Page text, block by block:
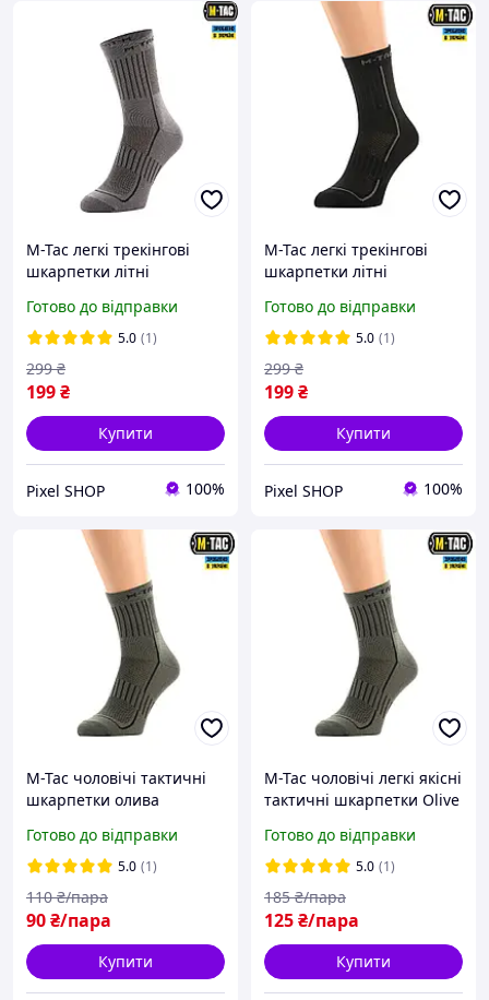
M-Tac легкі трекінгові
шкарпетки літні
Dark Grey, літні тактичні
шкарпетки, літні
шкарпетки військові
Готово до відправки
5.0 (1)
199₴
299 ₴
Купити
Pixel SHOP 100%
M-Tac легкі трекінгові
шкарпетки літні
Black, літні тактичні
шкарпетки чорні, літні
шкарпетки військові
Готово до відправки
5.0 (1)
199₴
299 ₴
Купити
Pixel SHOP 100%
M-Tac чоловічі тактичні
шкарпетки олива
Готово до відправки
5.0 (1)
90₴/пара
110 ₴/пара
Купити
M-Tac чоловічі легкі якісні
тактичні шкарпетки Olive
Готово до відправки
5.0 (1)
125₴/пара
185 ₴/пара
Купити